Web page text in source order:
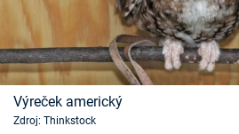
Výreček americký
Zdroj: Thinkstock